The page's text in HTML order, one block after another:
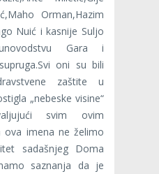
Orman,Hazim
Nuić i kasnije Suljo
Gara i
oni su bili
zaštite u
„nebeske visine“
svim ovim
ova imena ne želimo
sadašnjeg Doma
saznanja da je